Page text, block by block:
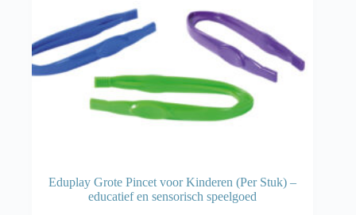
Eduplay Grote Pincet voor Kinderen (Per Stuk) –
educatief en sensorisch speelgoed